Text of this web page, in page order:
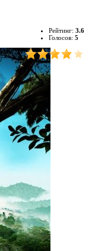
Рейтинг: 3.6
Голосов: 5